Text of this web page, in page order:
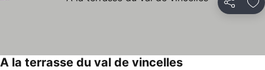
Partilhar
A la terrasse du val de vincelles